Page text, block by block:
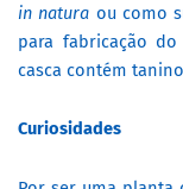
in natura ou como
para fabricação
casca contém
Curiosidades